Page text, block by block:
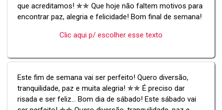
que acreditamos! ✯✯ Que hoje não faltem motivos para
encontrar paz, alegria e felicidade! Bom final de semana!
Clic aqui p/ escolher esse texto
Este fim de semana vai ser perfeito! Quero diversão,
tranquilidade, paz e muita alegria! ✯✯ É preciso dar
risada e ser feliz... Bom dia de sábado! Este sábado vai